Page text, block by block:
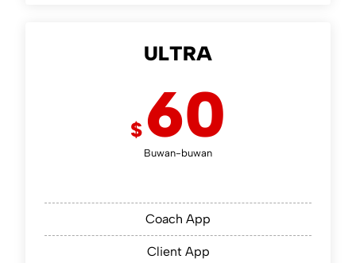
ULTRA
$ 60
Buwan-buwan
Coach App
Client App